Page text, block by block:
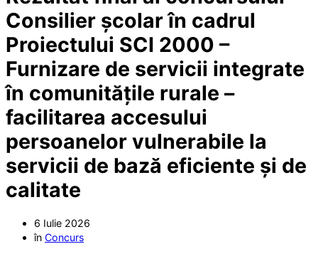
Consilier școlar în cadrul
Proiectului SCI 2000 –
Furnizare de servicii integrate
în comunitățile rurale –
facilitarea accesului
persoanelor vulnerabile la
servicii de bază eficiente și de
calitate
6 Iulie 2026
în Concurs